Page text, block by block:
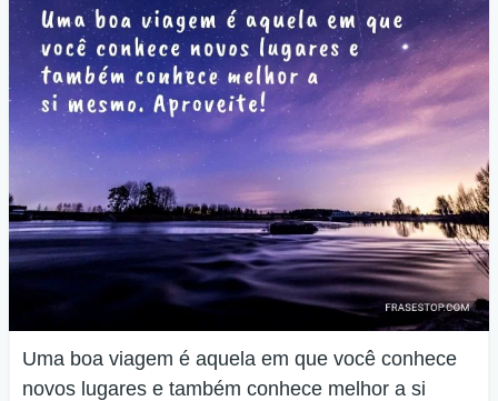
Uma boa viagem é aquela em que você conhece
novos lugares e também conhece melhor a si